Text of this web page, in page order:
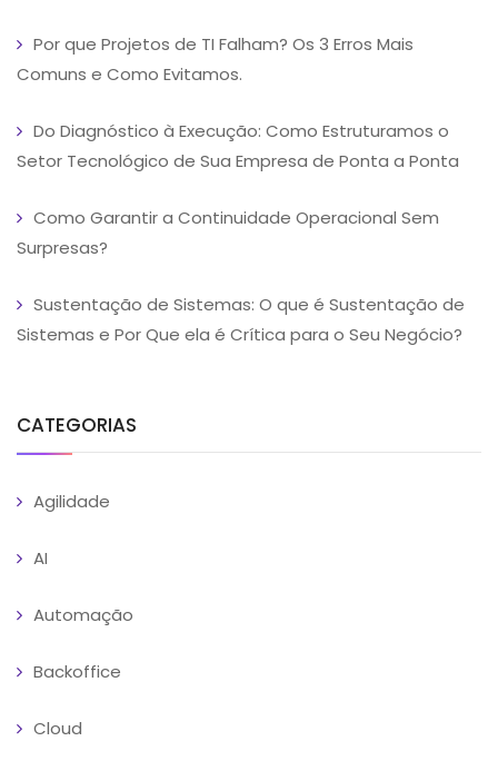
Por que Projetos de TI Falham? Os 3 Erros Mais
Comuns e Como Evitamos.
Do Diagnóstico à Execução: Como Estruturamos o
Setor Tecnológico de Sua Empresa de Ponta a Ponta
Como Garantir a Continuidade Operacional Sem
Surpresas?
Sustentação de Sistemas: O que é Sustentação de
Sistemas e Por Que ela é Crítica para o Seu Negócio?
CATEGORIAS
Agilidade
AI
Automação
Backoffice
Cloud